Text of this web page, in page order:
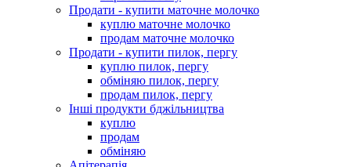
Продати - купити маточне молочко
куплю маточне молочко
продам маточне молочко
Продати - купити пилок, пергу
куплю пилок, пергу
обміняю пилок, пергу
продам пилок, пергу
Інші продукти бджільництва
куплю
продам
обміняю